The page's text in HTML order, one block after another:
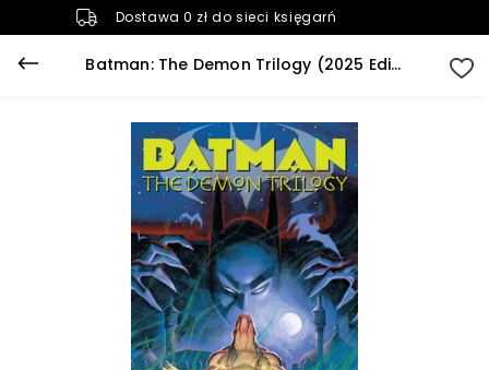
Dostawa 0 zł do sieci księgarń
Batman: The Demon Trilogy (2025 Edition)